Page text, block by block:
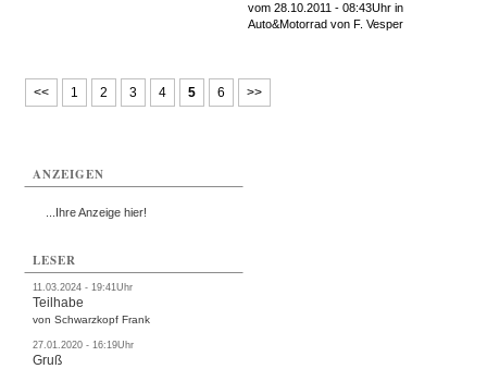
vom 28.10.2011 - 08:43Uhr in
Auto&Motorrad von F. Vesper
<< 1 2 3 4 5 6 >>
ANZEIGEN
...Ihre Anzeige hier!
LESER
11.03.2024 - 19:41Uhr
Teilhabe
von Schwarzkopf Frank
27.01.2020 - 16:19Uhr
Gruß